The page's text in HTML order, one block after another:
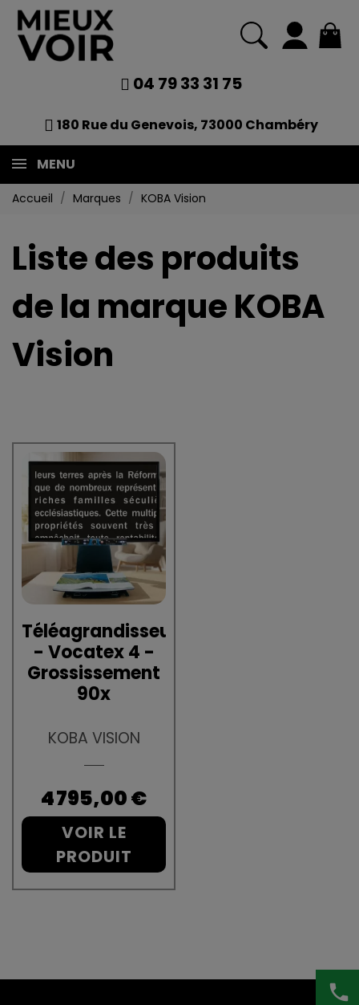
04 79 33 31 75
180 Rue du Genevois, 73000 Chambéry
MENU
Accueil Marques KOBA Vision
Liste des produits
de la marque KOBA
Vision
Téléagrandisseur
- Vocatex 4 -
Grossissement
90x
KOBA VISION
Prix
4 795,00 €
VOIR LE
PRODUIT
phone